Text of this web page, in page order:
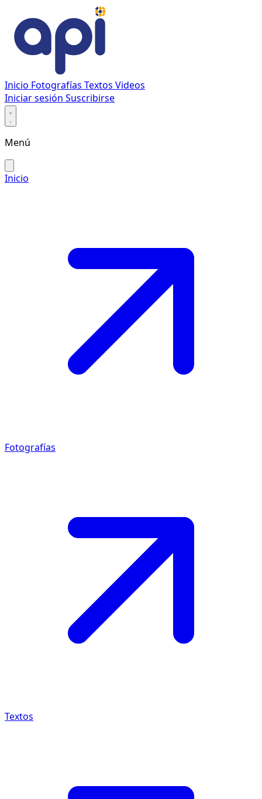
Inicio Fotografías Textos Videos
Iniciar sesión Suscribirse
Menú
Inicio
Fotografías
Textos